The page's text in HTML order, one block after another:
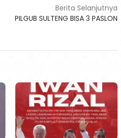
Berita Selanjutnya
PILGUB SULTENG BISA 3 PASLON